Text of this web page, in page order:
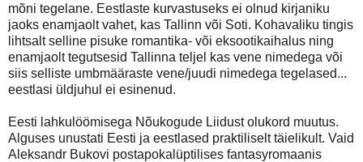
mõni tegelane. Eestlaste kurvastuseks ei olnud kirjaniku
jaoks enamjaolt vahet, kas Tallinn või Soti. Kohavaliku tingis
lihtsalt selline pisuke romantika- või eksootikaihalus ning
enamjaolt tegutsesid Tallinna teljel kas vene nimedega või
siis selliste umbmääraste vene/juudi nimedega tegelased...
eestlasi üldjuhul ei esinenud.
Eesti lahkulöömisega Nõukogude Liidust olukord muutus.
Alguses unustati Eesti ja eestlased praktiliselt täielikult. Vaid
Aleksandr Bukovi postapokalüptilises fantasyromaanis